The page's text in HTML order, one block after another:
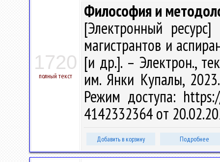
1720
полный текст
Философия и
[Электронный
магистрантов и
[и др.]. – Электрон.,
им. Янки Купалы,
Режим доступа:
4142332364 от
Добавить в корзину Подробнее